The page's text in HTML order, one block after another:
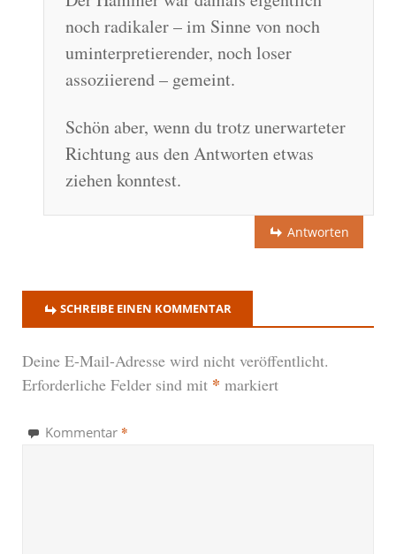
noch radikaler – im Sinne von noch
uminterpretierender, noch loser
assoziierend – gemeint.
Schön aber, wenn du trotz unerwarteter
Richtung aus den Antworten etwas
ziehen konntest.
Antworten
SCHREIBE EINEN KOMMENTAR
Deine E-Mail-Adresse wird nicht veröffentlicht.
Erforderliche Felder sind mit * markiert
Kommentar *